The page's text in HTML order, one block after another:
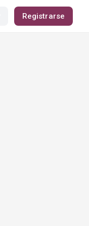
Registrarse